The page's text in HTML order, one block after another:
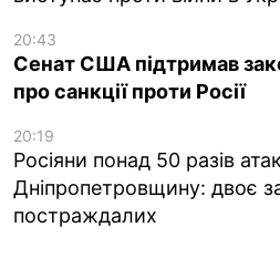
20:43
Сенат США підтримав
про санкції проти Росії
20:19
Росіяни понад 50 разів
Дніпропетровщину: двоє
постраждалих